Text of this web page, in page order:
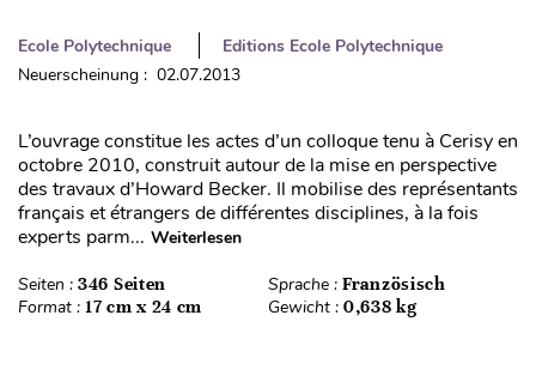
Ecole Polytechnique
Editions Ecole Polytechnique
Neuerscheinung : 02.07.2013
L’ouvrage constitue les actes d’un colloque tenu à Cerisy en
octobre 2010, construit autour de la mise en perspective
des travaux d’Howard Becker. Il mobilise des représentants
français et étrangers de différentes disciplines, à la fois
experts parm... Weiterlesen
Seiten : 346 Seiten Sprache : Französisch
Format : 17 cm x 24 cm Gewicht : 0,638 kg